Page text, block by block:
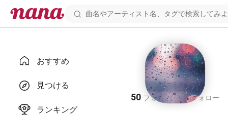
おすすめ
見つける
ランキング
さあ
50 フォロワー25 フォロー